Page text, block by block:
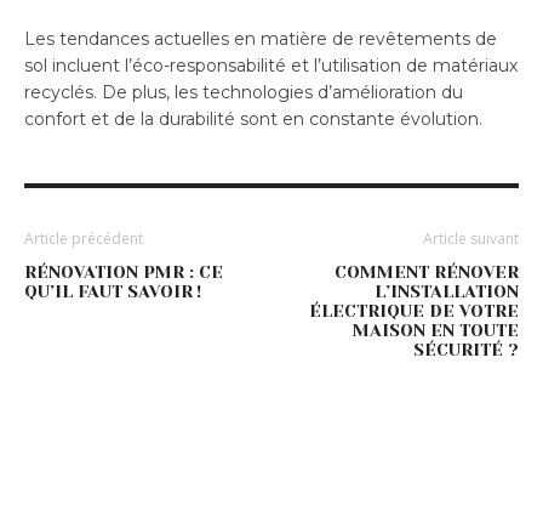
Les tendances actuelles en matière de revêtements de
sol incluent l’éco-responsabilité et l’utilisation de matériaux
recyclés. De plus, les technologies d’amélioration du
confort et de la durabilité sont en constante évolution.
Article précédent
RÉNOVATION PMR : CE
QU’IL FAUT SAVOIR !
Article suivant
COMMENT RÉNOVER
L’INSTALLATION
ÉLECTRIQUE DE VOTRE
MAISON EN TOUTE
SÉCURITÉ ?